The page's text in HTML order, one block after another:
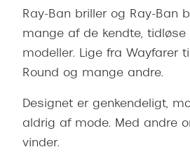
Ray-Ban briller og Ray-Ban
mange af de kendte, tidløse
modeller. Lige fra Wayfarer
Round og mange andre.
Designet er genkendeligt,
aldrig af mode. Med andre
vinder.